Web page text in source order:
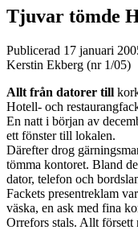
Tjuvar tömde
Publicerad 17 januari
Kerstin Ekberg (nr 1/05)
Allt från datorer till
Hotell- och
En natt i början av
ett fönster till lokalen.
Därefter drog
tömma kontoret. Bland
dator, telefon och
Fackets presentreklam
väska, en ask med fina
Orrefors stals. Allt försett